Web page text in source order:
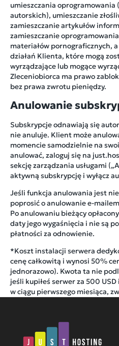
umieszczania oprogramowania
autorskich), umieszczanie
zamieszczanie artykułów
zamieszczanie
materiałów pornograficznych,
działań Klienta, które mogą
wyrządzające lub mogące
Zleceniobiorca ma prawo
bez prawa zwrotu pieniędzy.
Anulowanie
Subskrypcje odnawiają się
nie anuluje. Klient może
momencie samodzielnie na
anulować, zaloguj się na
sekcję zarządzania usługami
aktywną subskrypcję i wyłącz
Jeśli funkcja anulowania jest
poprosić o anulowanie e-
Po anulowaniu bieżący
daty jego wygaśnięcia i nie są
płatności za odnowienie.
*Koszt instalacji serwera
cenę całkowitą i wynosi 50%
jednorazowo). Kwota ta nie
jeśli kupiłeś serwer za 500
w ciągu pierwszego miesiąca,